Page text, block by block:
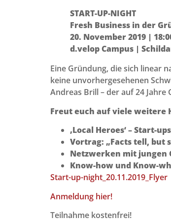
START-UP-NIGHT
Fresh Business in der
20. November 2019 |
d.velop Campus |
Eine Gründung, die sich linear
keine unvorhergesehenen
Andreas Brill – der auf 24
Freut euch auf viele weitere
‚Local Heroes‘ – Start-
Vortrag: „Facts tell, but
Netzwerken mit jungen
Know-how und Know-
Start-up-night_20.11.2019_Flyer
Anmeldung hier!
Teilnahme kostenfrei!